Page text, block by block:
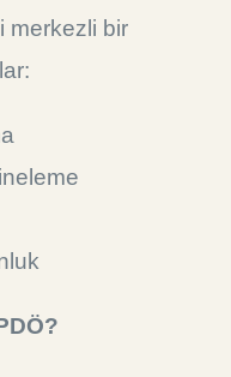
merkezli bir